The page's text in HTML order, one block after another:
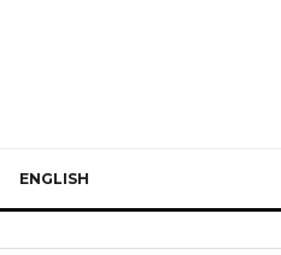
ENGLISH